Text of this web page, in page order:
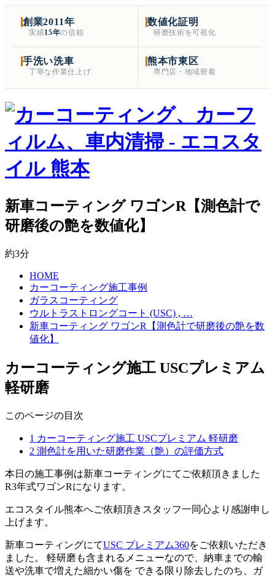
創業2011年
実績15年の信頼
数値化証明
研磨技術を可視化
手洗い洗車
丁寧な作業仕上げ
熊本市東区
専門店・地域密着
新車コーティング ワゴンR【測色計で
研磨後の艶を数値化】
約3分
HOME
カーコーティング施工事例
ガラスコーティング
ウルトラストロングコート (USC) , …
新車コーティング ワゴンR【測色計で研磨後の艶を数
値化】
カーコーティング施工 USCプレミアム
軽研磨
このページの目次
1 カーコーティング施工 USCプレミアム 軽研磨
2 測色計を用いた研磨作業（艶）の評価方式
本日の施工事例は新車コーティングにてご依頼頂きました
R3年式ワゴンRになります。
エコスタイル熊本へご依頼頂きスタッフ一同心より感謝申し
上げます。
新車コーティングにてUSC プレミアム360をご依頼いただき
ました。 軽研磨も含まれるメニューなので、納車までの輸
送や洗車で増えた細かい傷を できる限り除去したのち、ガ